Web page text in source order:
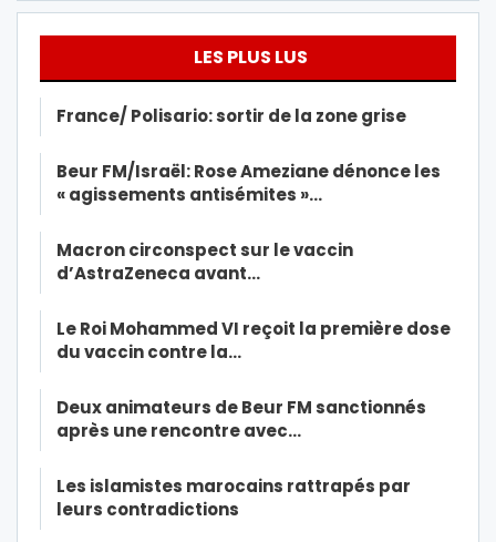
LES PLUS LUS
France/ Polisario: sortir de la zone grise
Beur FM/Israël: Rose Ameziane dénonce les
« agissements antisémites »…
Macron circonspect sur le vaccin
d’AstraZeneca avant…
Le Roi Mohammed VI reçoit la première dose
du vaccin contre la…
Deux animateurs de Beur FM sanctionnés
après une rencontre avec…
Les islamistes marocains rattrapés par
leurs contradictions